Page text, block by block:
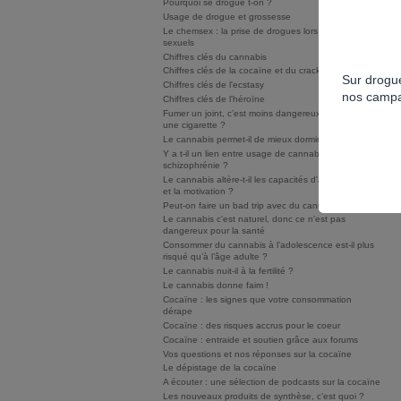
Pourquoi se drogue t-on ?
Usage de drogue et grossesse
Le chemsex : la prise de drogues lors de rapports
sexuels
Chiffres clés du cannabis
Chiffres clés de la cocaïne et du crack/free base
Chiffres clés de l'ecstasy
Chiffres clés de l'héroïne
Fumer un joint, c’est moins dangereux que fumer
une cigarette ?
Le cannabis permet-il de mieux dormir ?
Y a t-il un lien entre usage de cannabis et
schizophrénie ?
Le cannabis altère-t-il les capacités d'apprentissage
et la motivation ?
Peut-on faire un bad trip avec du cannabis ?
Le cannabis c'est naturel, donc ce n'est pas
dangereux pour la santé
Consommer du cannabis à l’adolescence est-il plus
risqué qu’à l’âge adulte ?
Le cannabis nuit-il à la fertilité ?
Le cannabis donne faim !
Cocaïne : les signes que votre consommation
dérape
Cocaïne : des risques accrus pour le coeur
Cocaïne : entraide et soutien grâce aux forums
Vos questions et nos réponses sur la cocaïne
Le dépistage de la cocaïne
A écouter : une sélection de podcasts sur la cocaïne
Les nouveaux produits de synthèse, c’est quoi ?
Sur
nos